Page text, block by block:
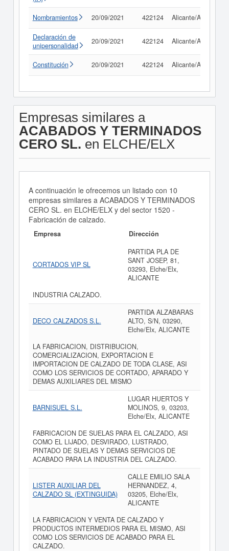
Nombramientos 20/09/2021 422124 Alicante/Alacant
Declaración de
unipersonalidad
20/09/2021 422124 Alicante/Alacant
Constitución 20/09/2021 422124 Alicante/Alacant
Empresas similares a
ACABADOS Y TERMINADOS
CERO SL. en ELCHE/ELX
A continuación le ofrecemos un listado con 10
empresas similares a ACABADOS Y TERMINADOS
CERO SL. en ELCHE/ELX y del sector 1520 -
Fabricación de calzado.
Empresa Dirección
CORTADOS VIP SL
PARTIDA PLA DE
SANT JOSEP, 81,
03293, Elche/Elx,
ALICANTE
INDUSTRIA CALZADO.
DECO CALZADOS S.L.
PARTIDA ALZABARAS
ALTO, S/N, 03290,
Elche/Elx, ALICANTE
LA FABRICACION, DISTRIBUCION,
COMERCIALIZACION, EXPORTACION E
IMPORTACION DE CALZADO DE TODA CLASE, ASI
COMO LOS SERVICIOS DE CORTADO, APARADO Y
DEMAS AUXILIARES DEL MISMO
BARNISUEL S.L.
LUGAR HUERTOS Y
MOLINOS, 9, 03203,
Elche/Elx, ALICANTE
FABRICACION DE SUELAS PARA EL CALZADO, ASI
COMO EL LIJADO, DESVIRADO, LUSTRADO,
PINTADO DE SUELAS Y DEMAS SERVICIOS DE
ACABADO PARA LA INDUSTRIA DEL CALZADO.
LISTER AUXILIAR DEL
CALZADO SL (EXTINGUIDA)
CALLE EMILIO SALA
HERNANDEZ, 4,
03205, Elche/Elx,
ALICANTE
LA FABRICACION Y VENTA DE CALZADO Y
PRODUCTOS INTERMEDIOS PARA EL MISMO, ASI
COMO LOS SERVICIOS DE ACABADO PARA EL
CALZADO.